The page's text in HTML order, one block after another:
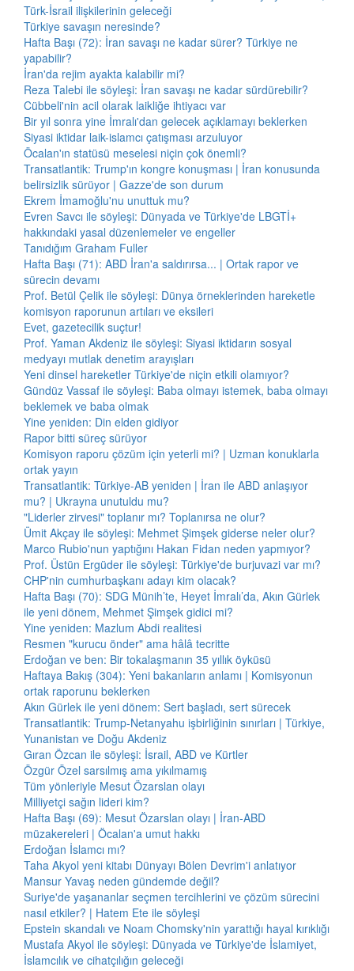
Türk-İsrail ilişkilerinin geleceği
Türkiye savaşın neresinde?
Hafta Başı (72): İran savaşı ne kadar sürer? Türkiye ne
yapabilir?
İran'da rejim ayakta kalabilir mi?
Reza Talebi ile söyleşi: İran savaşı ne kadar sürdürebilir?
Cübbeli'nin acil olarak laikliğe ihtiyacı var
Bir yıl sonra yine İmralı'dan gelecek açıklamayı beklerken
Siyasi iktidar laik-islamcı çatışması arzuluyor
Öcalan'ın statüsü meselesi niçin çok önemli?
Transatlantik: Trump'ın kongre konuşması | İran konusunda
belirsizlik sürüyor | Gazze'de son durum
Ekrem İmamoğlu'nu unuttuk mu?
Evren Savcı ile söyleşi: Dünyada ve Türkiye'de LBGTİ+
hakkındaki yasal düzenlemeler ve engeller
Tanıdığım Graham Fuller
Hafta Başı (71): ABD İran'a saldırırsa... | Ortak rapor ve
sürecin devamı
Prof. Betül Çelik ile söyleşi: Dünya örneklerinden hareketle
komisyon raporunun artıları ve eksileri
Evet, gazetecilik suçtur!
Prof. Yaman Akdeniz ile söyleşi: Siyasi iktidarın sosyal
medyayı mutlak denetim arayışları
Yeni dinsel hareketler Türkiye'de niçin etkili olamıyor?
Gündüz Vassaf ile söyleşi: Baba olmayı istemek, baba olmayı
beklemek ve baba olmak
Yine yeniden: Din elden gidiyor
Rapor bitti süreç sürüyor
Komisyon raporu çözüm için yeterli mi? | Uzman konuklarla
ortak yayın
Transatlantik: Türkiye-AB yeniden | İran ile ABD anlaşıyor
mu? | Ukrayna unutuldu mu?
"Liderler zirvesi" toplanır mı? Toplanırsa ne olur?
Ümit Akçay ile söyleşi: Mehmet Şimşek giderse neler olur?
Marco Rubio'nun yaptığını Hakan Fidan neden yapmıyor?
Prof. Üstün Ergüder ile söyleşi: Türkiye'de burjuvazi var mı?
CHP'nin cumhurbaşkanı adayı kim olacak?
Hafta Başı (70): SDG Münih’te, Heyet İmralı’da, Akın Gürlek
ile yeni dönem, Mehmet Şimşek gidici mi?
Yine yeniden: Mazlum Abdi realitesi
Resmen "kurucu önder" ama hâlâ tecritte
Erdoğan ve ben: Bir tokalaşmanın 35 yıllık öyküsü
Haftaya Bakış (304): Yeni bakanların anlamı | Komisyonun
ortak raporunu beklerken
Akın Gürlek ile yeni dönem: Sert başladı, sert sürecek
Transatlantik: Trump-Netanyahu işbirliğinin sınırları | Türkiye,
Yunanistan ve Doğu Akdeniz
Gıran Özcan ile söyleşi: İsrail, ABD ve Kürtler
Özgür Özel sarsılmış ama yıkılmamış
Tüm yönleriyle Mesut Özarslan olayı
Milliyetçi sağın lideri kim?
Hafta Başı (69): Mesut Özarslan olayı | İran-ABD
müzakereleri | Öcalan'a umut hakkı
Erdoğan İslamcı mı?
Taha Akyol yeni kitabı Dünyayı Bölen Devrim'i anlatıyor
Mansur Yavaş neden gündemde değil?
Suriye'de yaşananlar seçmen tercihlerini ve çözüm sürecini
nasıl etkiler? | Hatem Ete ile söyleşi
Epstein skandalı ve Noam Chomsky'nin yarattığı hayal kırıklığı
Mustafa Akyol ile söyleşi: Dünyada ve Türkiye'de İslamiyet,
İslamcılık ve cihatçılığın geleceği